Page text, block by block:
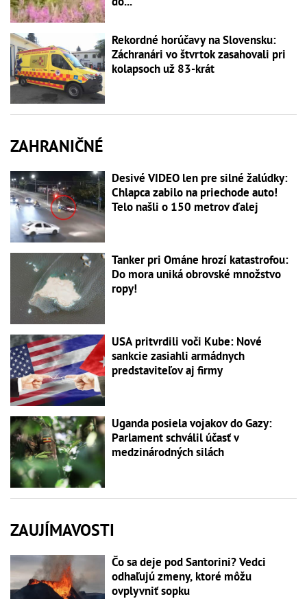
Rekordné horúčavy na Slovensku:
Záchranári vo štvrtok zasahovali pri
kolapsoch už 83-krát
ZAHRANIČNÉ
Desivé VIDEO len pre silné žalúdky:
Chlapca zabilo na priechode auto!
Telo našli o 150 metrov ďalej
Tanker pri Ománe hrozí katastrofou:
Do mora uniká obrovské množstvo
ropy!
USA pritvrdili voči Kube: Nové
sankcie zasiahli armádnych
predstaviteľov aj firmy
Uganda posiela vojakov do Gazy:
Parlament schválil účasť v
medzinárodných silách
ZAUJÍMAVOSTI
Čo sa deje pod Santorini? Vedci
odhaľujú zmeny, ktoré môžu
ovplyvniť sopku